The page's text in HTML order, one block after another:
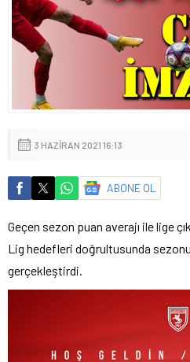
3 HAZIRAN 2021 16:13
ABONE OL
Geçen sezon puan averajı ile lige
Lig hedefleri doğrultusunda
gerçekleştirdi.